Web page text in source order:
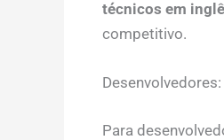
técnicos em
competitivo.
Para